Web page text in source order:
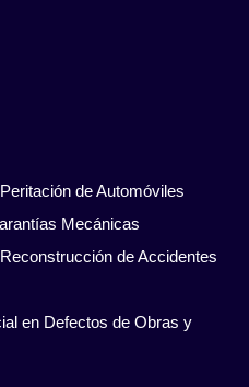
de Automóviles
Mecánicas
de Accidentes
en Defectos de Obras y